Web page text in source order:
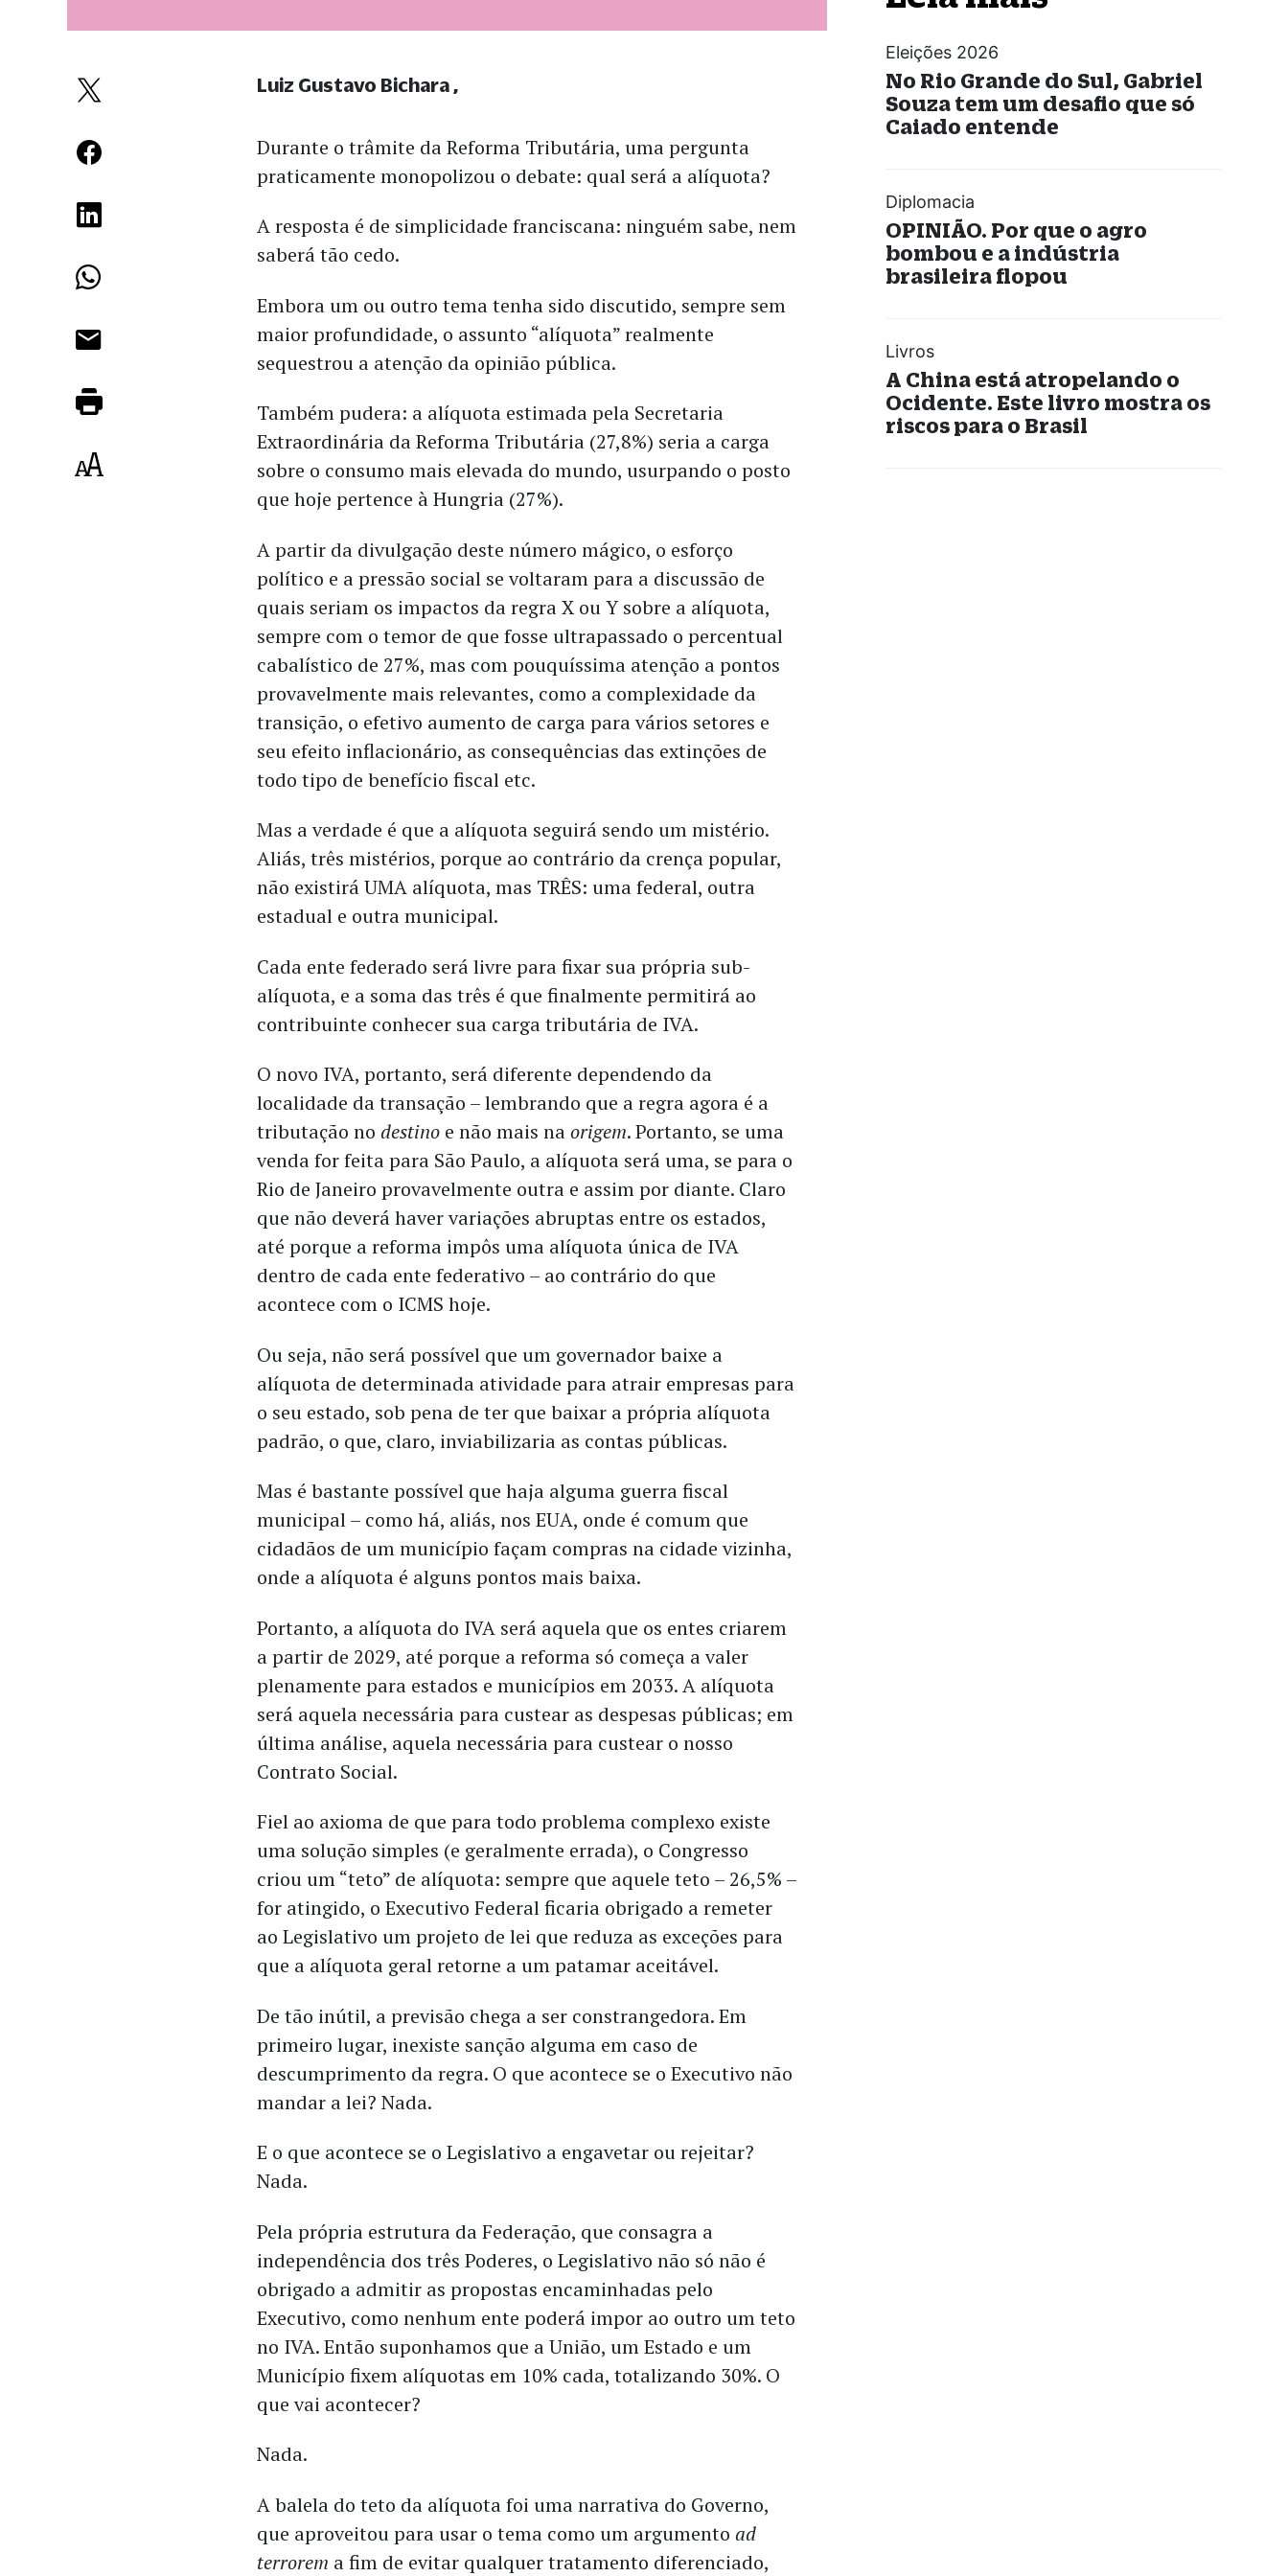
Durante o trâmite da Reforma Tributária, uma pergunta
praticamente monopolizou o debate: qual será a alíquota?
A resposta é de simplicidade franciscana: ninguém sabe, nem
saberá tão cedo.
Embora um ou outro tema tenha sido discutido, sempre sem
maior profundidade, o assunto “alíquota” realmente
sequestrou a atenção da opinião pública.
Também pudera: a alíquota estimada pela Secretaria
Extraordinária da Reforma Tributária (27,8%) seria a carga
sobre o consumo mais elevada do mundo, usurpando o posto
que hoje pertence à Hungria (27%).
A partir da divulgação deste número mágico, o esforço
político e a pressão social se voltaram para a discussão de
quais seriam os impactos da regra X ou Y sobre a alíquota,
sempre com o temor de que fosse ultrapassado o percentual
cabalístico de 27%, mas com pouquíssima atenção a pontos
provavelmente mais relevantes, como a complexidade da
transição, o efetivo aumento de carga para vários setores e
seu efeito inflacionário, as consequências das extinções de
todo tipo de benefício fiscal etc.
Mas a verdade é que a alíquota seguirá sendo um mistério.
Aliás, três mistérios, porque ao contrário da crença popular,
não existirá UMA alíquota, mas TRÊS: uma federal, outra
estadual e outra municipal.
Cada ente federado será livre para fixar sua própria sub-
alíquota, e a soma das três é que finalmente permitirá ao
contribuinte conhecer sua carga tributária de IVA.
O novo IVA, portanto, será diferente dependendo da
localidade da transação – lembrando que a regra agora é a
tributação no destino e não mais naorigem. Portanto, se uma
venda for feita para São Paulo, a alíquota será uma, se para o
Rio de Janeiro provavelmente outra e assim por diante. Claro
que não deverá haver variações abruptas entre os estados,
até porque a reforma impôs uma alíquota única de IVA
dentro de cada ente federativo – ao contrário do que
acontece com o ICMS hoje.
Ou seja, não será possível que um governador baixe a
alíquota de determinada atividade para atrair empresas para
o seu estado, sob pena de ter que baixar a própria alíquota
padrão, o que, claro, inviabilizaria as contas públicas.
Mas é bastante possível que haja alguma guerra fiscal
municipal – como há, aliás, nos EUA, onde é comum que
cidadãos de um município façam compras na cidade vizinha,
onde a alíquota é alguns pontos mais baixa.
Portanto, a alíquota do IVA será aquela que os entes criarem
a partir de 2029, até porque a reforma só começa a valer
plenamente para estados e municípios em 2033. A alíquota
será aquela necessária para custear as despesas públicas; em
última análise, aquela necessária para custear o nosso
Contrato Social.
Fiel ao axioma de que para todo problema complexo existe
uma solução simples (e geralmente errada), o Congresso
criou um “teto” de alíquota: sempre que aquele teto – 26,5% –
for atingido, o Executivo Federal ficaria obrigado a remeter
ao Legislativo um projeto de lei que reduza as exceções para
que a alíquota geral retorne a um patamar aceitável.
De tão inútil, a previsão chega a ser constrangedora. Em
primeiro lugar, inexiste sanção alguma em caso de
descumprimento da regra. O que acontece se o Executivo não
mandar a lei? Nada.
E o que acontece se o Legislativo a engavetar ou rejeitar?
Nada.
Pela própria estrutura da Federação, que consagra a
independência dos três Poderes, o Legislativo não só não é
obrigado a admitir as propostas encaminhadas pelo
Executivo, como nenhum ente poderá impor ao outro um teto
no IVA. Então suponhamos que a União, um Estado e um
Município fixem alíquotas em 10% cada, totalizando 30%. O
que vai acontecer?
Nada.
A balela do teto da alíquota foi uma narrativa do Governo,
que aproveitou para usar o tema como um argumento ad
terrorem a fim de evitar qualquer tratamento diferenciado,
Luiz Gustavo Bichara
Eleições 2026
No Rio Grande do Sul, Gabriel
Souza tem um desafio que só
Caiado entende
Diplomacia
OPINIÃO. Por que o agro
bombou e a indústria
brasileira flopou
Livros
A China está atropelando o
Ocidente. Este livro mostra os
riscos para o Brasil